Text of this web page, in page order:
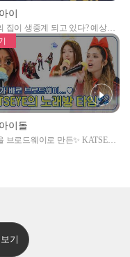
이
집이 생중계 되고 있다? 예상치
에서 일어나는 불법촬영 범죄!
이돌
브로드웨이로 만든✨ KATSEYE
기